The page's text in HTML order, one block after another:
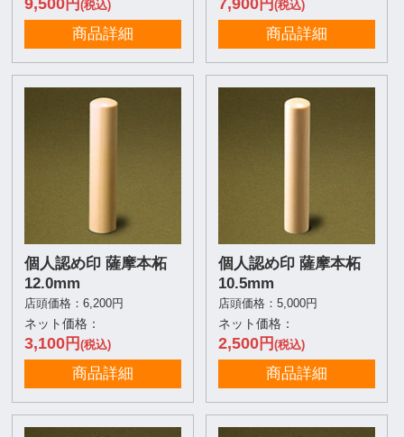
円(税込)
商品詳細
円 (税込)
商品詳細
個人認め印 薩摩本柘
12.0mm
店頭価格：6,200円
ネット価格：
3,100円(税込)
商品詳細
個人認め印 薩摩本柘
10.5mm
店頭価格：5,000円
ネット価格：
2,500円 (税込)
商品詳細